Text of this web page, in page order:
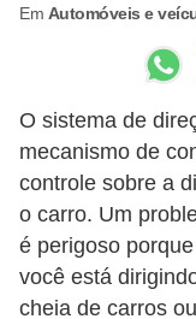
Em Automóveis e
O sistema de
mecanismo de
controle sobre a
o carro. Um
é perigoso
você está
cheia de carros
s
i
o
e
o
p